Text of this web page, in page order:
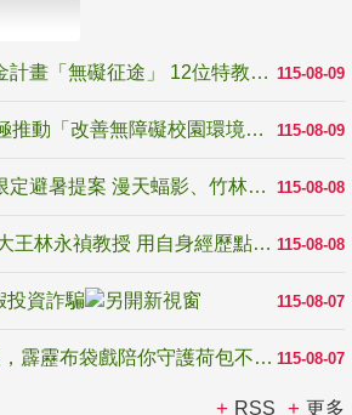
115-08-09
青年百億海外圓夢基金計畫「無礙征途」 12位特教與弱勢青年勇闖西班牙 跨越感官限制見證生命蛻變
115-08-09
國教署補助22縣市積極推動「改善無障礙校園環境計畫」 打造友善、安全、無礙學習空間
115-08-08
青年壯遊點精選夏夜限定避暑提案 漫天蝠影、竹林尋蛙、茶香夜觀 邀青年暮色出發
115-08-08
教育家人物典範 發明大王林永禎教授 用自身經歷點亮學生的路
115-08-07
投資詐騙
115-08-07
反詐騙宣導_防詐有道，霹靂布袋戲陪你守護荷包不受騙
RSS 更多